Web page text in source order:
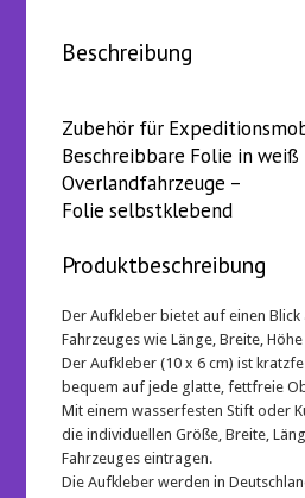
Beschreibung
Zubehör für
Beschreibbare Folie in
Overlandfahrzeuge –
Folie selbstklebend
Produktbeschreibung
Der Aufkleber bietet auf einen
Fahrzeuges wie Länge, Breite,
Der Aufkleber (10 x 6 cm) ist
bequem auf jede glatte, fettfreie
Mit einem wasserfesten Stift oder
die individuellen Größe, Breite,
Fahrzeuges eintragen.
Die Aufkleber werden in